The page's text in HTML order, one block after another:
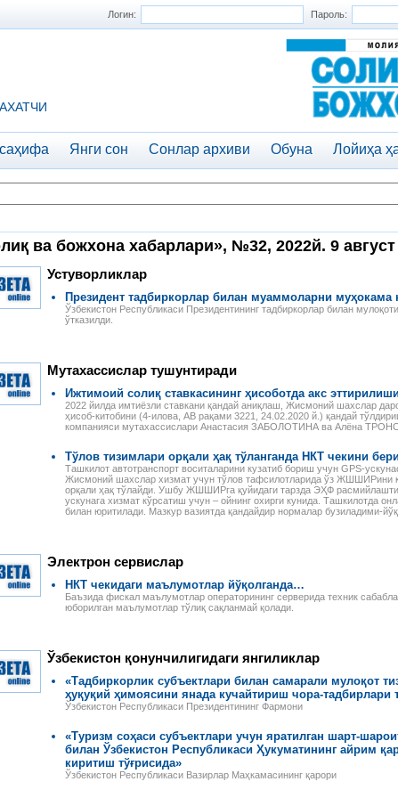
Логин: Пароль:
Янги сон Сонлар архиви Обуна Лойиҳа
ПЕРСОНАЛОМ II
вопросы
отдельных
и случаях.
Налоговое законодательство
Республики Узбекистан
Сборник нормативно-
правовых актов
Данное электронное издание
сборник нормативно-
правовых актов по налоговому
законодательству Республики
Узбекистан. В него вошли все
законы, указы,
Годовой отчет–2013
Издательство «Norma»
предлагает новую
электронную книгу для
бухгалтеров. В пособии
строкам баланса,
порядок учета финансово-
хозяйственных операций и
Разъяснения
ва божхона хабарлари», №32, 2022й. 9 август
Устуворликлар
Президент тадбиркорлар билан муаммоларни муҳокама
Ўзбекистон Республикаси Президентининг тадбиркорлар билан
ўтказилди.
Мутахассислар тушунтиради
Ижтимоий солиқ ставкасининг ҳисоботда акс
2022 йилда имтиёзли ставкани қандай аниқлаш, Жисмоний шахслар
ҳисоб-китобини (4-илова, АВ рақами 3221, 24.02.2020 й.) қандай
компанияси мутахассислари Анастасия ЗАБОЛОТИНА ва Алёна
Тўлов тизимлари орқали ҳақ тўланганда НКТ чекини
Ташкилот автотранспорт воситаларини кузатиб бориш учун GPS-
Жисмоний шахслар хизмат учун тўлов тафсилотларида ўз ЖШШИРини
орқали ҳақ тўлайди. Ушбу ЖШШИРга қуйидаги тарзда ЭҲФ
ускунага хизмат кўрсатиш учун – ойнинг охирги кунида. Ташкилотда
билан юритилади. Мазкур вазиятда қандайдир нормалар бузиладими-
Электрон сервислар
НКТ чекидаги маълумотлар йўқолганда…
Баъзида фискал маълумотлар операторининг серверида техник
юборилган маълумотлар тўлиқ сақланмай қолади.
Ўзбекистон қонунчилигидаги янгиликлар
«Тадбиркорлик субъектлари билан самарали мулоқот
ҳуқуқий ҳимоясини янада кучайтириш чора-тадбирлари
Ўзбекистон Республикаси Президентининг Фармони
«Туризм соҳаси субъектлари учун яратилган шарт-
билан Ўзбекистон Республикаси Ҳукуматининг айрим
киритиш тўғрисида»
Ўзбекистон Республикаси Вазирлар Маҳкамасининг қарори